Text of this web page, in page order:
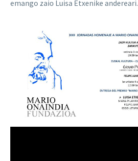
emango zaio Luisa Etxenike andereari.